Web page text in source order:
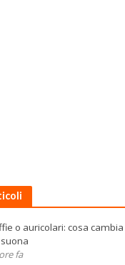
o auricolari: cosa
fa